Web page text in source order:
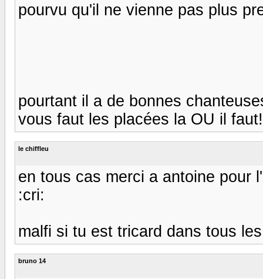
pourvu qu'il ne vienne pas plus
pourtant il a de bonnes
vous faut les placées la OU il
le chiffleu
en tous cas merci a antoine pour
:cri:
malfi si tu est tricard dans tous
bruno 14